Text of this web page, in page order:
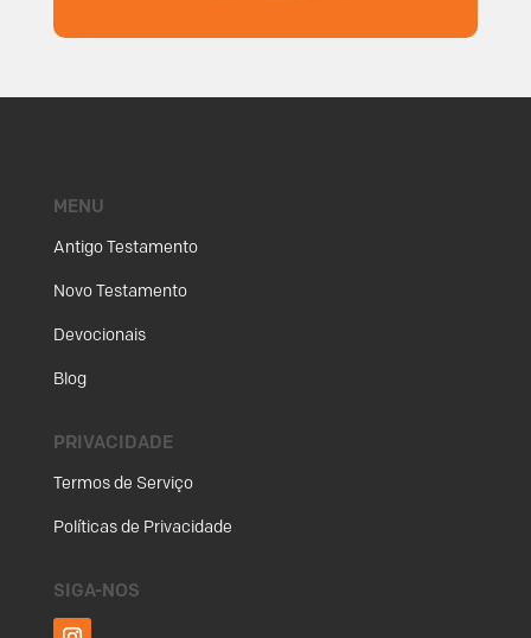
MENU
Antigo Testamento
Novo Testamento
Devocionais
Blog
PRIVACIDADE
Termos de Serviço
Políticas de Privacidade
SIGA-NOS